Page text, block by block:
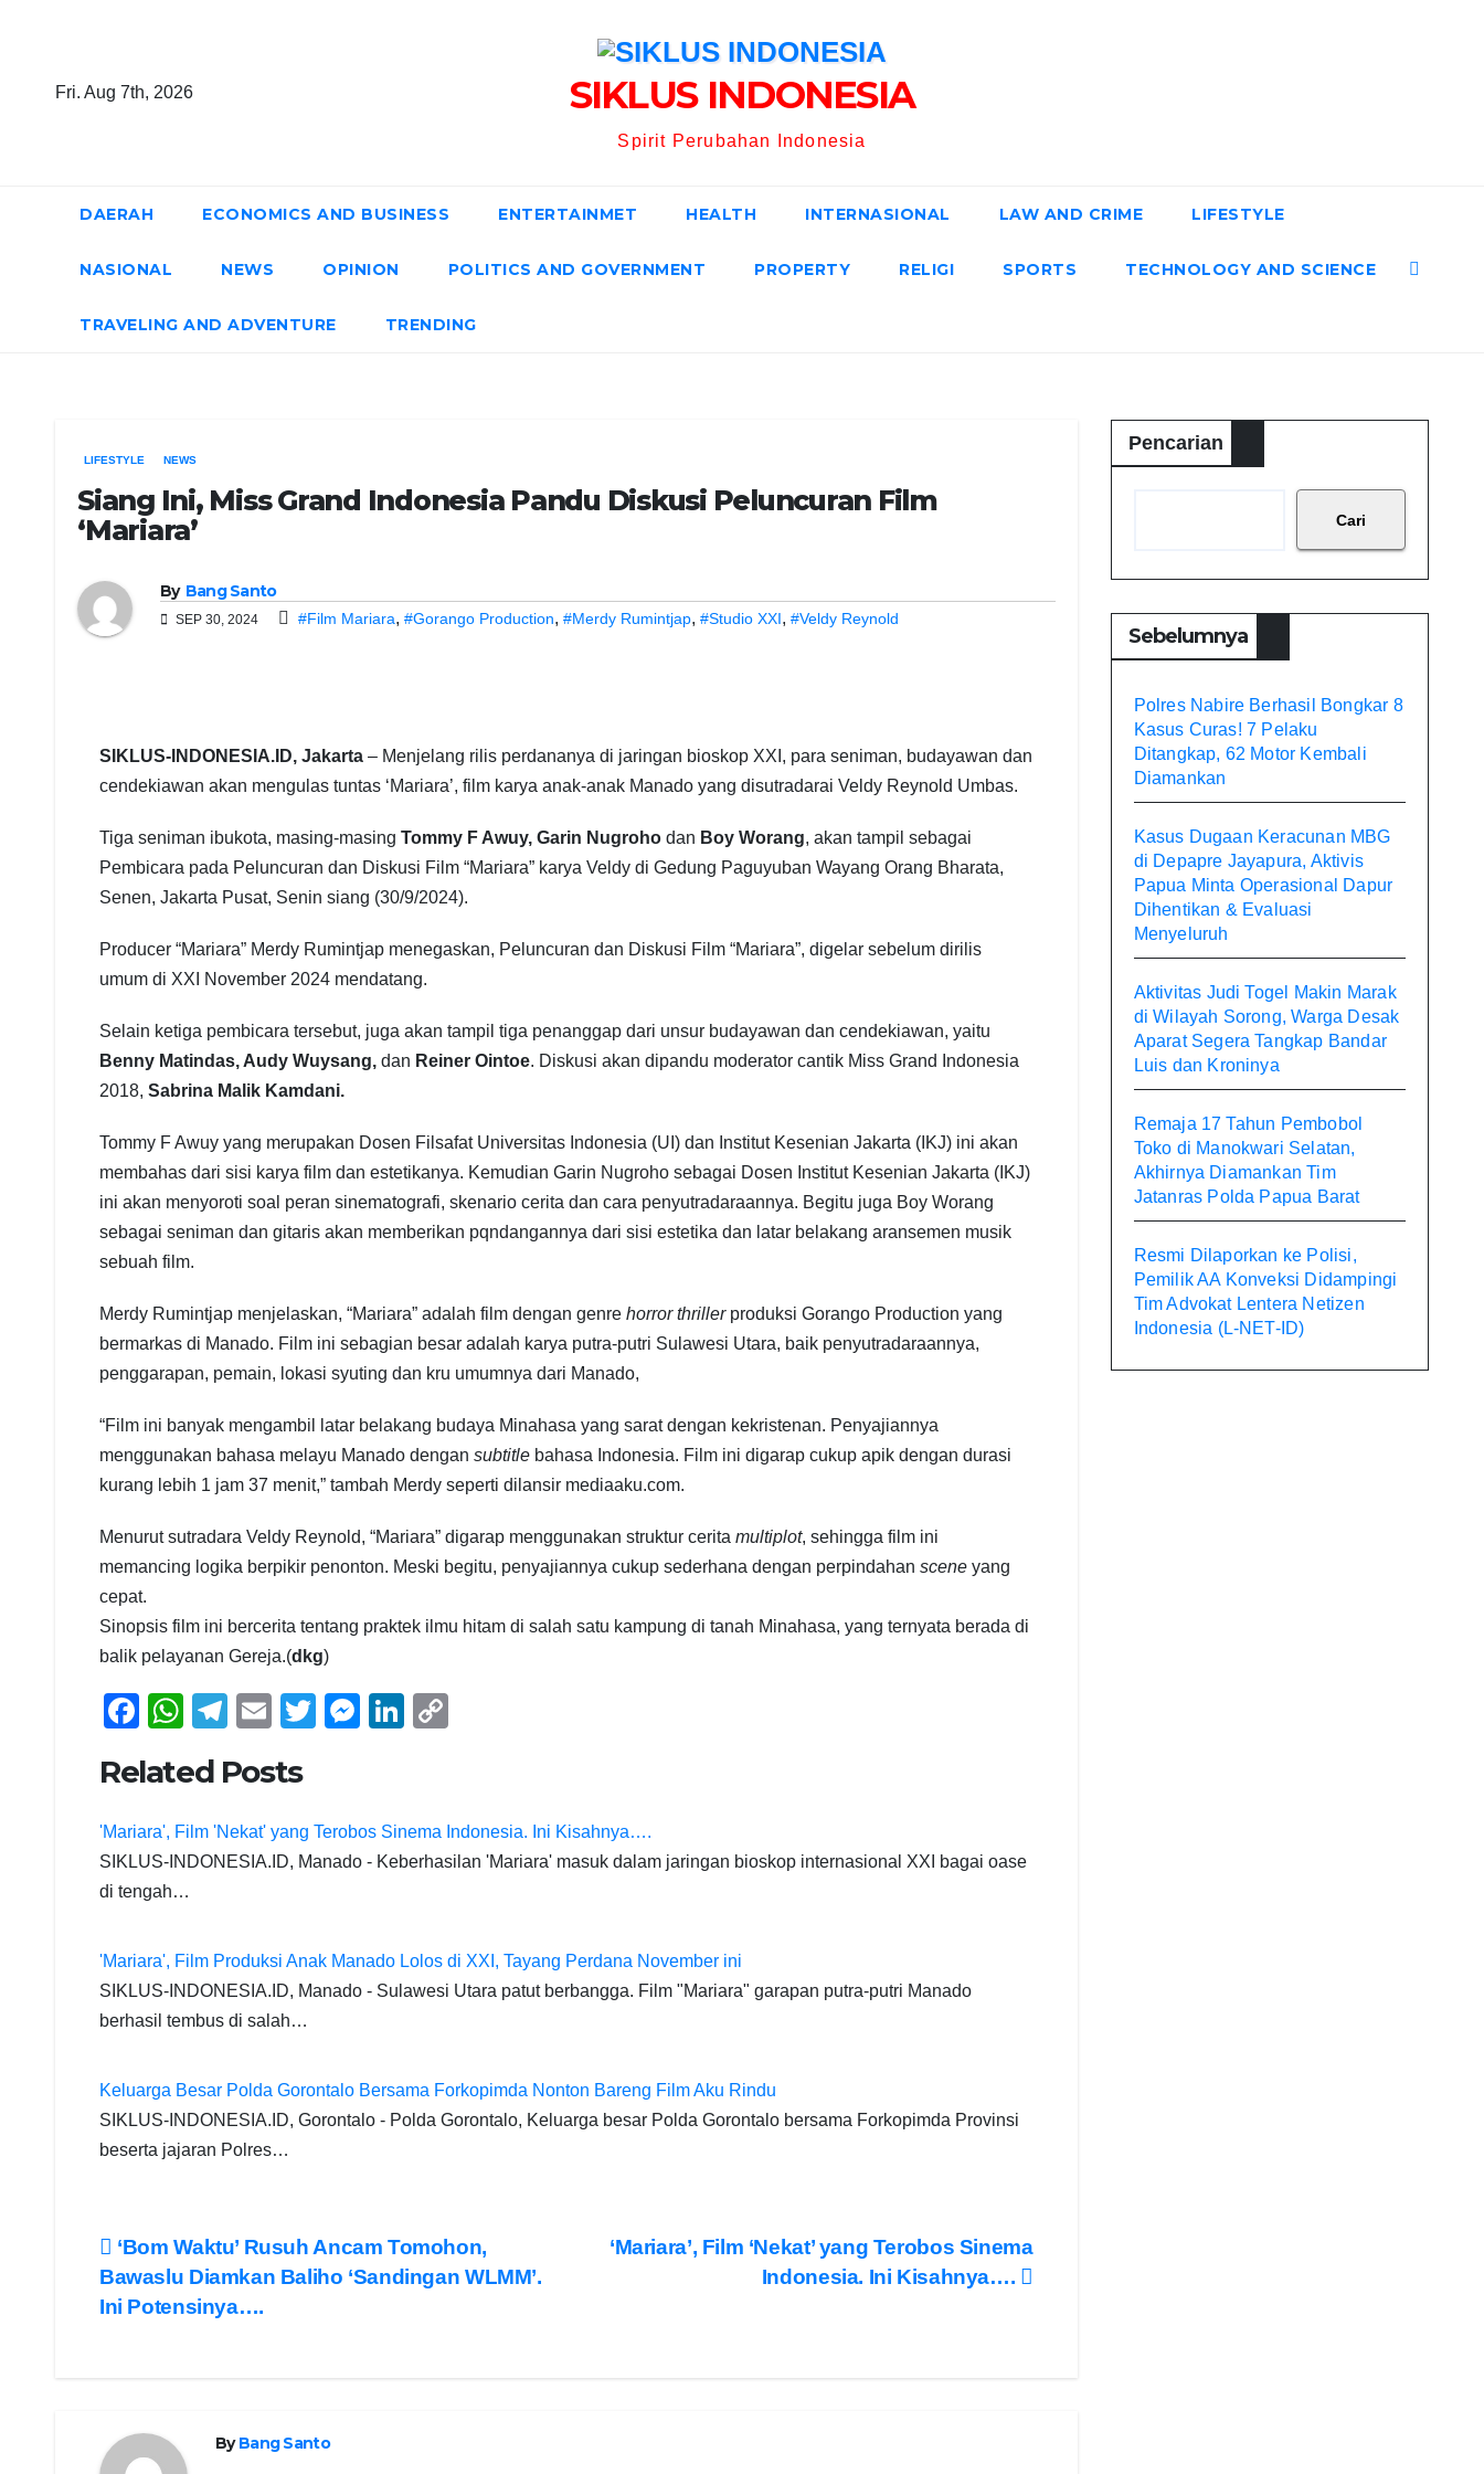
Fri. Aug 7th, 2026 SIKLUS INDONESIA
Spirit Perubahan Indonesia
DAERAH ECONOMICS AND BUSINESS ENTERTAINMET HEALTH INTERNASIONAL LAW AND CRIME LIFESTYLE
NASIONAL NEWS OPINION POLITICS AND GOVERNMENT PROPERTY RELIGI SPORTS TECHNOLOGY AND SCIENCE
TRAVELING AND ADVENTURE TRENDING
LIFESTYLE NEWS
Siang Ini, Miss Grand Indonesia Pandu Diskusi Peluncuran Film
‘Mariara’
By Bang Santo
SEP 30, 2024 #Film Mariara, #Gorango Production, #Merdy Rumintjap, #Studio XXI, #Veldy Reynold
SIKLUS-INDONESIA.ID, Jakarta – Menjelang rilis perdananya di jaringan bioskop XXI, para seniman, budayawan dan
cendekiawan akan mengulas tuntas ‘Mariara’, film karya anak-anak Manado yang disutradarai Veldy Reynold Umbas.
Tiga seniman ibukota, masing-masing Tommy F Awuy, Garin Nugroho dan Boy Worang, akan tampil sebagai
Pembicara pada Peluncuran dan Diskusi Film “Mariara” karya Veldy di Gedung Paguyuban Wayang Orang Bharata,
Senen, Jakarta Pusat, Senin siang (30/9/2024).
Producer “Mariara” Merdy Rumintjap menegaskan, Peluncuran dan Diskusi Film “Mariara”, digelar sebelum dirilis
umum di XXI November 2024 mendatang.
Selain ketiga pembicara tersebut, juga akan tampil tiga penanggap dari unsur budayawan dan cendekiawan, yaitu
Benny Matindas, Audy Wuysang, dan Reiner Ointoe. Diskusi akan dipandu moderator cantik Miss Grand Indonesia
2018, Sabrina Malik Kamdani.
Tommy F Awuy yang merupakan Dosen Filsafat Universitas Indonesia (UI) dan Institut Kesenian Jakarta (IKJ) ini akan
membahas dari sisi karya film dan estetikanya. Kemudian Garin Nugroho sebagai Dosen Institut Kesenian Jakarta (IKJ)
ini akan menyoroti soal peran sinematografi, skenario cerita dan cara penyutradaraannya. Begitu juga Boy Worang
sebagai seniman dan gitaris akan memberikan pqndangannya dari sisi estetika dan latar belakang aransemen musik
sebuah film.
Merdy Rumintjap menjelaskan, “Mariara” adalah film dengan genre horror thrillerproduksi Gorango Production yang
bermarkas di Manado. Film ini sebagian besar adalah karya putra-putri Sulawesi Utara, baik penyutradaraannya,
penggarapan, pemain, lokasi syuting dan kru umumnya dari Manado,
“Film ini banyak mengambil latar belakang budaya Minahasa yang sarat dengan kekristenan. Penyajiannya
menggunakan bahasa melayu Manado dengan subtitle bahasa Indonesia. Film ini digarap cukup apik dengan durasi
kurang lebih 1 jam 37 menit,” tambah Merdy seperti dilansir mediaaku.com.
Menurut sutradara Veldy Reynold, “Mariara” digarap menggunakan struktur cerita multiplot, sehingga film ini
memancing logika berpikir penonton. Meski begitu, penyajiannya cukup sederhana dengan perpindahan scene yang
cepat.
Sinopsis film ini bercerita tentang praktek ilmu hitam di salah satu kampung di tanah Minahasa, yang ternyata berada di
balik pelayanan Gereja.(dkg)
F
c
e
b
o
k
W
at
s
A
p
T
e
gr
a
E
ail
T
er
M
e
n
Li
e
dI
y
Li
Related Posts
'Mariara', Film 'Nekat' yang Terobos Sinema Indonesia. Ini Kisahnya….
SIKLUS-INDONESIA.ID, Manado - Keberhasilan 'Mariara' masuk dalam jaringan bioskop internasional XXI bagai oase
di tengah…
'Mariara', Film Produksi Anak Manado Lolos di XXI, Tayang Perdana November ini
SIKLUS-INDONESIA.ID, Manado - Sulawesi Utara patut berbangga. Film "Mariara" garapan putra-putri Manado
berhasil tembus di salah…
Keluarga Besar Polda Gorontalo Bersama Forkopimda Nonton Bareng Film Aku Rindu
SIKLUS-INDONESIA.ID, Gorontalo - Polda Gorontalo, Keluarga besar Polda Gorontalo bersama Forkopimda Provinsi
beserta jajaran Polres…
Post
navigation
‘Mariara’, Film ‘Nekat’ yang Terobos Sinema
Indonesia. Ini Kisahnya….
‘Bom Waktu’ Rusuh Ancam Tomohon,
Bawaslu Diamkan Baliho ‘Sandingan WLMM’.
Ini Potensinya….
ByBang Santo
Pencarian
Cari
Sebelumnya
Polres Nabire Berhasil Bongkar 8
Kasus Curas! 7 Pelaku
Ditangkap, 62 Motor Kembali
Diamankan
Kasus Dugaan Keracunan MBG
di Depapre Jayapura, Aktivis
Papua Minta Operasional Dapur
Dihentikan & Evaluasi
Menyeluruh
Aktivitas Judi Togel Makin Marak
di Wilayah Sorong, Warga Desak
Aparat Segera Tangkap Bandar
Luis dan Kroninya
Remaja 17 Tahun Pembobol
Toko di Manokwari Selatan,
Akhirnya Diamankan Tim
Jatanras Polda Papua Barat
Resmi Dilaporkan ke Polisi,
Pemilik AA Konveksi Didampingi
Tim Advokat Lentera Netizen
Indonesia (L-NET-ID)